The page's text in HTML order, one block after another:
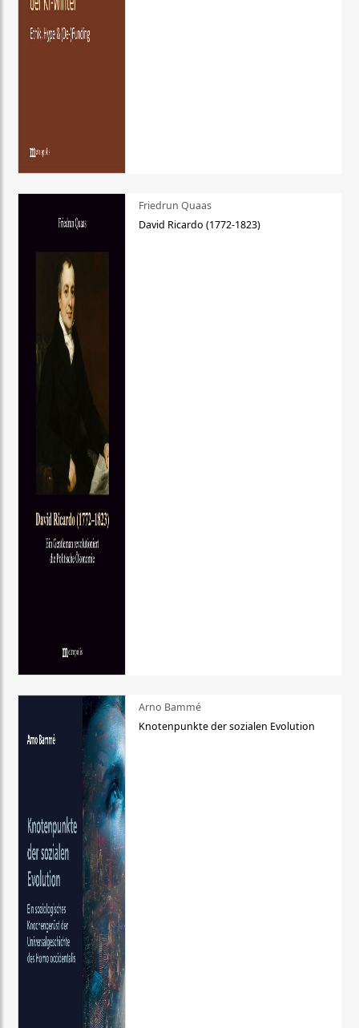
Friedrun Quaas
David Ricardo (1772-1823)
Arno Bammé
Knotenpunkte der sozialen Evolution